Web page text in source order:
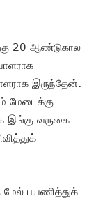
20 ஆண்டுகால
இருந்தேன்.
மேடைக்கு
இங்கு வருகை
மேல் பயணித்துக்